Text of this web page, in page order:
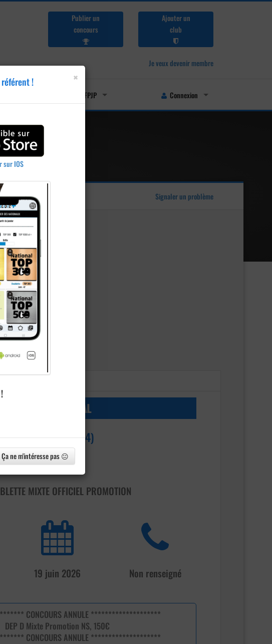
Publier un
concours
Ajouter un
club
Je veux devenir membre
Licenciés FFPJP Connexion
2026
Signaler un problème
DÉPARTEMENTAL
MAUGUIO (34)
MIXTE OFFICIEL PROMOTION
19 juin 2026 Non renseigné
CONCOURS ANNULE ********************
DEP D Mixte Promotion NS, 150€
CONCOURS ANNULE ********************
×
!
sur IOS
Ça ne m'intéresse pas 😐